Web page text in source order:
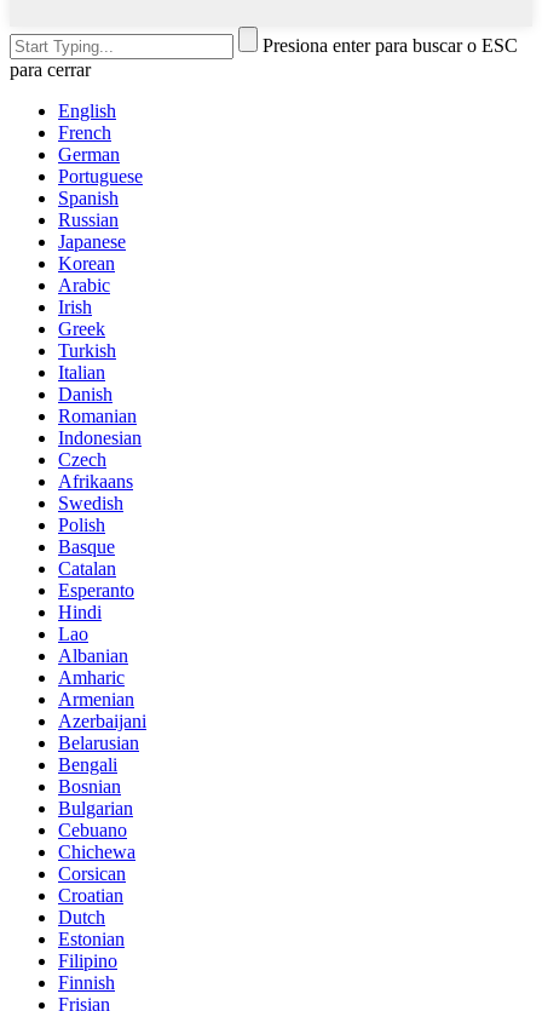
Presiona enter para buscar o ESC
para cerrar
English
French
German
Portuguese
Spanish
Russian
Japanese
Korean
Arabic
Irish
Greek
Turkish
Italian
Danish
Romanian
Indonesian
Czech
Afrikaans
Swedish
Polish
Basque
Catalan
Esperanto
Hindi
Lao
Albanian
Amharic
Armenian
Azerbaijani
Belarusian
Bengali
Bosnian
Bulgarian
Cebuano
Chichewa
Corsican
Croatian
Dutch
Estonian
Filipino
Finnish
Frisian